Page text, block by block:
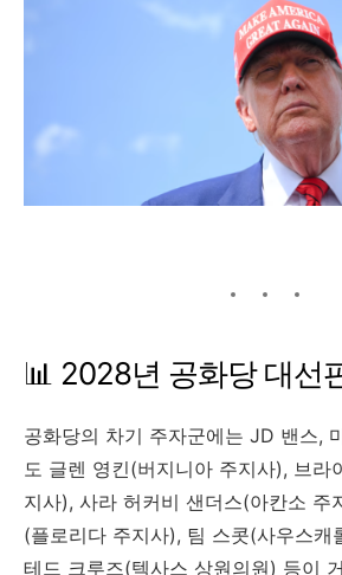
📊 2028년 공화당 대선
공화당의 차기 주자군에는 JD 밴스,
도 글렌 영킨(버지니아 주지사), 브라
지사), 사라 허커비 샌더스(아칸소 주
(플로리다 주지사), 팀 스콧(사우스캐
테드 크루즈(텍사스 상원의원) 등이